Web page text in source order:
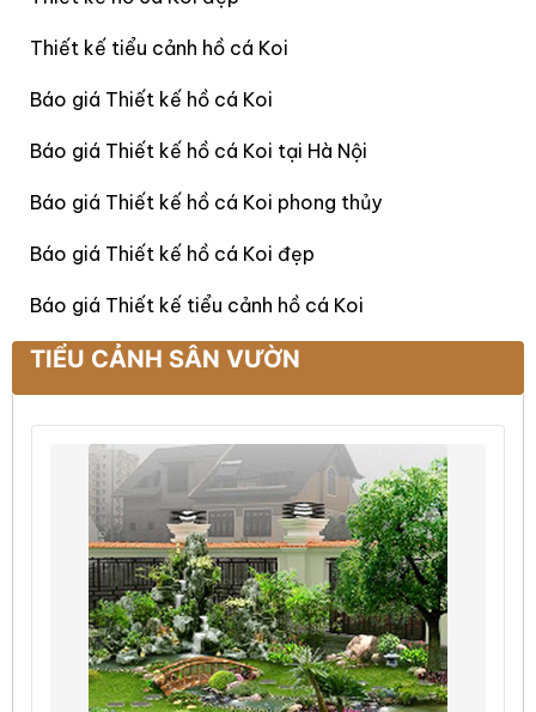
Thiết kế tiểu cảnh hồ cá Koi
Báo giá Thiết kế hồ cá Koi
Báo giá Thiết kế hồ cá Koi tại Hà Nội
Báo giá Thiết kế hồ cá Koi phong thủy
Báo giá Thiết kế hồ cá Koi đẹp
Báo giá Thiết kế tiểu cảnh hồ cá Koi
TIỂU CẢNH SÂN VƯỜN